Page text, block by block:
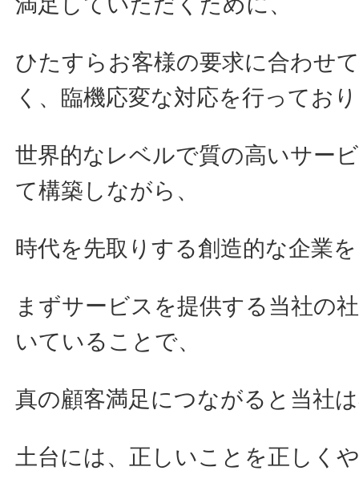
ひたすらお客様の要求に合わせ
く、臨機応変な対応を行ってお
世界的なレベルで質の高いサー
て構築しながら、
時代を先取りする創造的な企業
まずサービスを提供する当社の
いていることで、
真の顧客満足につながると当社
土台には、正しいことを正しく